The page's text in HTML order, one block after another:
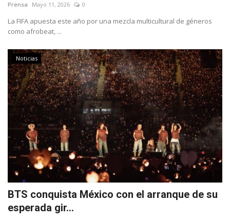
Prensa Mayo 11, 2026 0
La FIFA apuesta este año por una mezcla multicultural de géneros
como afrobeat, ...
Noticias
BTS conquista México con el arranque de su
esperada gir...